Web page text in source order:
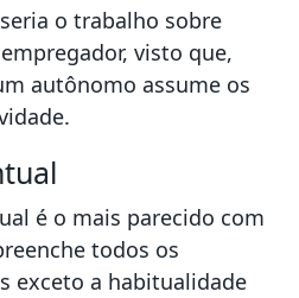
o trabalho sobre
visto que,
autônomo assume os
é o mais parecido com
todos os
exceto a habitualidade